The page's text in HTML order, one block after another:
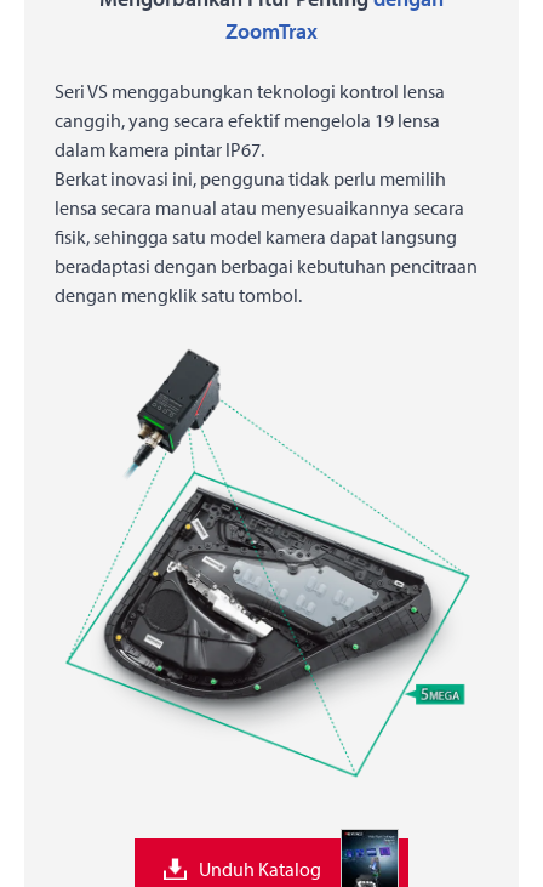
ZoomTrax
Seri VS menggabungkan teknologi kontrol lensa
canggih, yang secara efektif mengelola 19 lensa
dalam kamera pintar IP67.
Berkat inovasi ini, pengguna tidak perlu memilih
lensa secara manual atau menyesuaikannya secara
fisik, sehingga satu model kamera dapat langsung
beradaptasi dengan berbagai kebutuhan pencitraan
dengan mengklik satu tombol.
Unduh Katalog